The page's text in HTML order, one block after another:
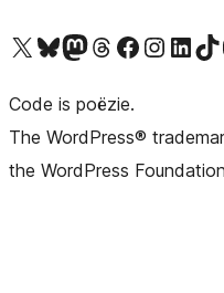
Bezoek ons X (voorheen Twitter) account
Bezoek ons Bluesky account
Bezoek ons Mastodon account
Bezoek ons Threads account
Onze Facebook pagina
Bezoek ons Instagram
Bezoek ons
Bezoek
Code is poëzie.
The WordPress®
the WordPress